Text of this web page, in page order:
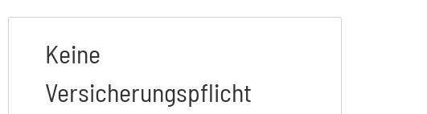
Keine
Versicherungspflicht